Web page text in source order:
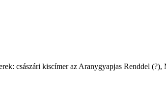
császári kiscímer az Aranygyapjas Renddel